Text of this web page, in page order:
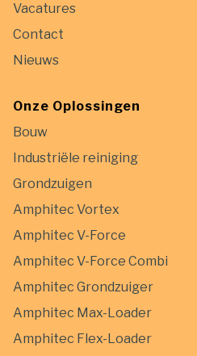
Vacatures
Contact
Nieuws
Onze Oplossingen
Bouw
Industriële reiniging
Grondzuigen
Amphitec Vortex
Amphitec V-Force
Amphitec V-Force Combi
Amphitec Grondzuiger
Amphitec Max-Loader
Amphitec Flex-Loader